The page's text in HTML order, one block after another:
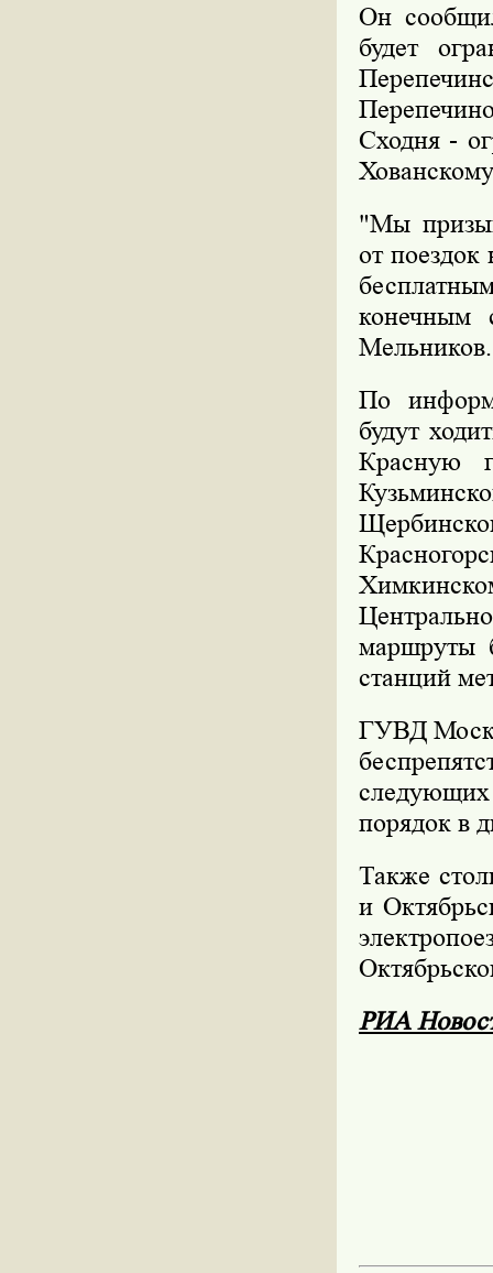
Он
будет
Сходня -
"Мы
от поездок
конечным
Мельников.
По
будут
Красную
маршруты
станций
ГУВД
порядок в
Также
и
РИА